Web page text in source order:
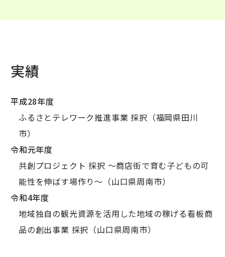
実績
平成28年度
ふるさとテレワーク推進事業 採択（福岡県田川
市）
令和元年度
共創プロジェクト 採択 ～商店街で育む子どもの可
能性を伸ばす場作り～（山口県周南市）
令和4年度
地域独自の観光資源を活用した地域の稼げる看板商
品の創出事業 採択（山口県周南市）